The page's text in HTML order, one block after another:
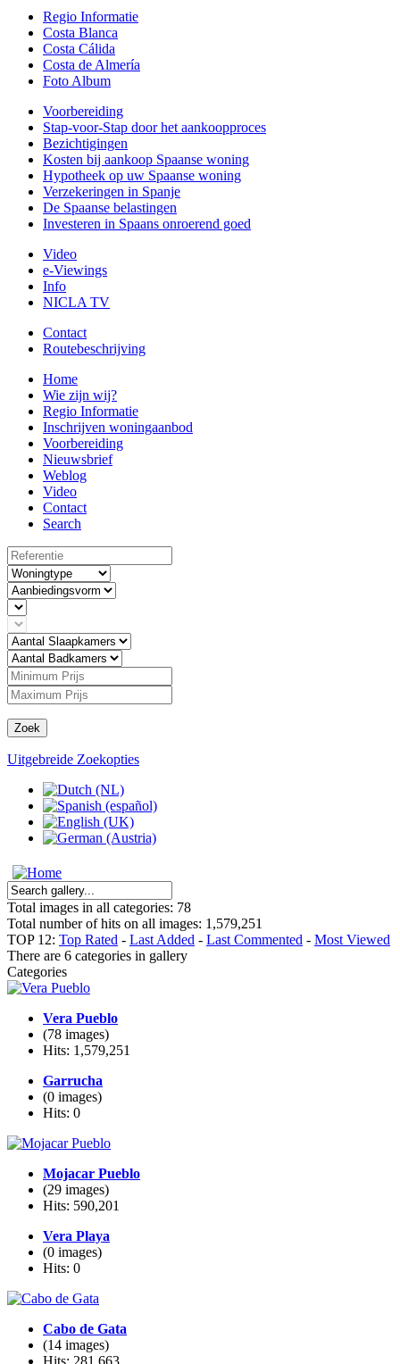
Regio Informatie
Costa Blanca
Costa Cálida
Costa de Almería
Foto Album
Voorbereiding
Stap-voor-Stap door het aankoopproces
Bezichtigingen
Kosten bij aankoop Spaanse woning
Hypotheek op uw Spaanse woning
Verzekeringen in Spanje
De Spaanse belastingen
Investeren in Spaans onroerend goed
Video
e-Viewings
Info
NICLA TV
Contact
Routebeschrijving
Home
Wie zijn wij?
Regio Informatie
Inschrijven woningaanbod
Voorbereiding
Nieuwsbrief
Weblog
Video
Contact
Search
Zoek
Uitgebreide Zoekopties
Total images in all categories: 78
Total number of hits on all images: 1,579,251
TOP 12: Top Rated - Last Added - Last Commented - Most Viewed
There are 6 categories in gallery
Categories
Vera Pueblo
(78 images)
Hits: 1,579,251
Garrucha
(0 images)
Hits: 0
Mojacar Pueblo
(29 images)
Hits: 590,201
Vera Playa
(0 images)
Hits: 0
Cabo de Gata
(14 images)
Hits: 281,663